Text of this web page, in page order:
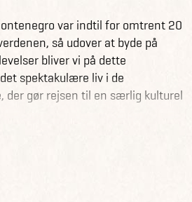
var indtil for omtrent 20
så udover at byde på
bliver vi på dette
spektakulære liv i de
der gør rejsen til en særlig kulturel
Balkans blev officielt indviet i